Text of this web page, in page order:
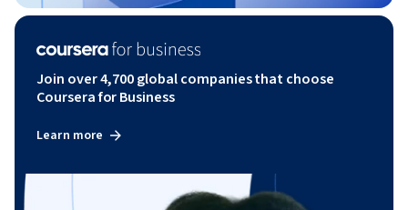
Join over 4,700 global companies that choose
Coursera for Business
Learn more